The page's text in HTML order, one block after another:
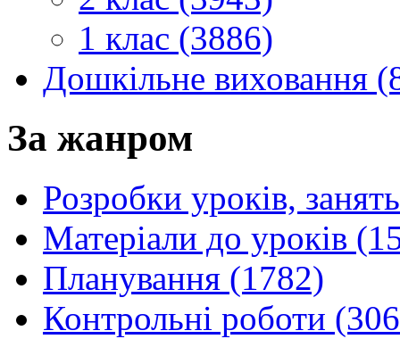
1 клас (3886)
Дошкільне виховання
За жанром
Розробки уроків,
Матеріали до уроків
Планування (1782)
Контрольні роботи